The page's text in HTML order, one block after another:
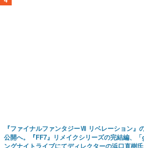
『ファイナルファンタジーⅦ リベレーション』
公開へ。『FF7』リメイクシリーズの完結編、
ングナイトライブにてディレクターの浜口直樹